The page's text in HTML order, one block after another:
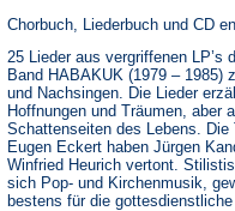
Chorbuch, Liederbuch und CD
25 Lieder aus vergriffenen LP’s
Band HABAKUK (1979 – 1985)
und Nachsingen. Die Lieder
Hoffnungen und Träumen, aber
Schattenseiten des Lebens. Die
Eugen Eckert haben Jürgen
Winfried Heurich vertont.
sich Pop- und Kirchenmusik,
bestens für die